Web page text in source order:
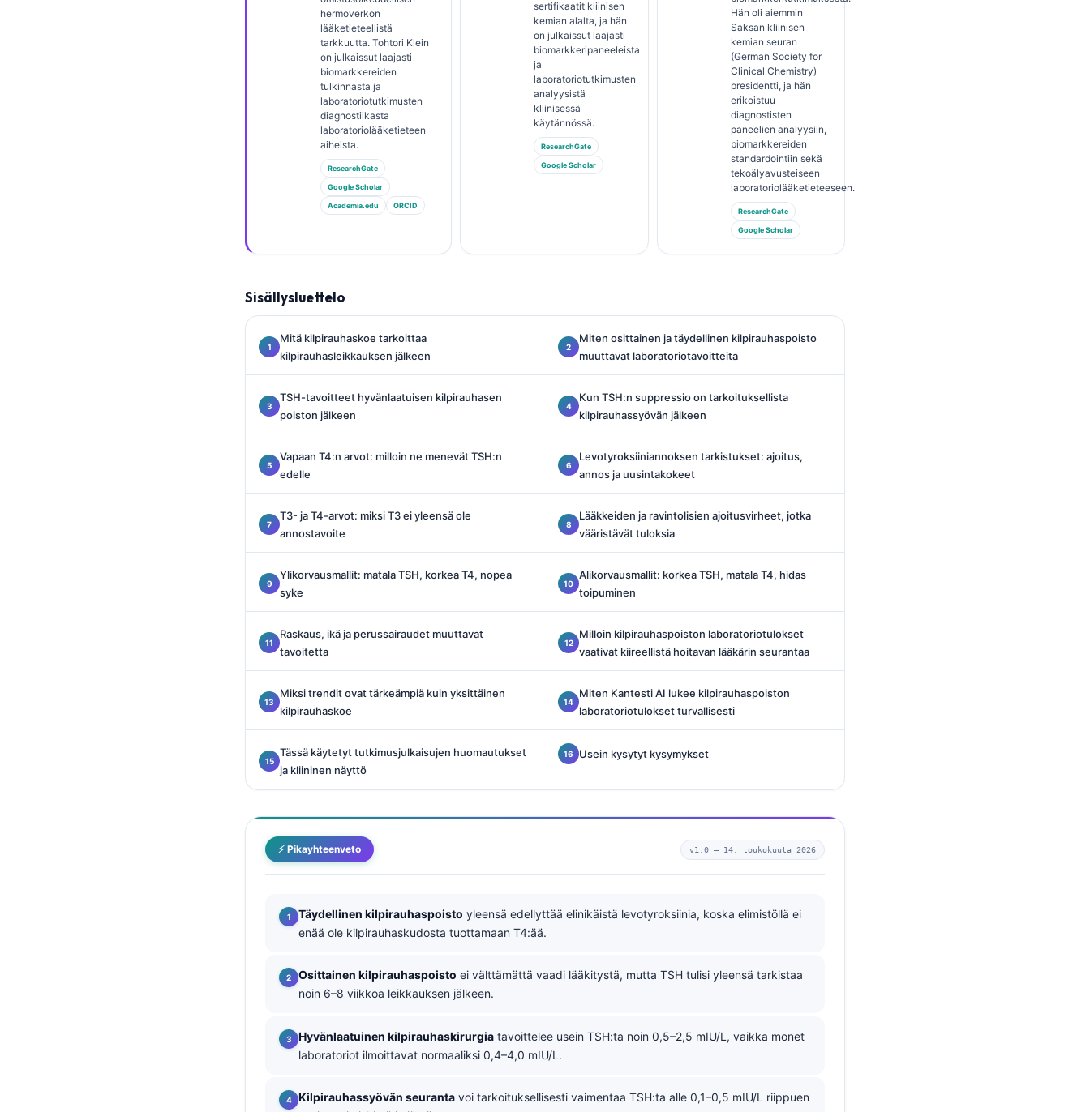
hermoverkon
lääketieteellistä
tarkkuutta. Tohtori Klein
on julkaissut laajasti
biomarkkereiden
tulkinnasta ja
laboratoriotutkimusten
diagnostiikasta
laboratoriolääketieteen
aiheista.
ResearchGate
Google Scholar
Academia.edu ORCID
sertifikaatit kliinisen
kemian alalta, ja hän
on julkaissut laajasti
biomarkkeripaneeleista
ja
laboratoriotutkimusten
analyysistä
kliinisessä
käytännössä.
ResearchGate
Google Scholar
Hän oli aiemmin
Saksan kliinisen
kemian seuran
(German Society for
Clinical Chemistry)
presidentti, ja hän
erikoistuu
diagnostisten
paneelien analyysiin,
biomarkkereiden
standardointiin sekä
tekoälyavusteiseen
laboratoriolääketieteeseen.
ResearchGate
Google Scholar
Sisällysluettelo
Mitä kilpirauhaskoe tarkoittaa
kilpirauhasleikkauksen jälkeen
Miten osittainen ja täydellinen kilpirauhaspoisto
muuttavat laboratoriotavoitteita
TSH-tavoitteet hyvänlaatuisen kilpirauhasen
poiston jälkeen
Kun TSH:n suppressio on tarkoituksellista
kilpirauhassyövän jälkeen
Vapaan T4:n arvot: milloin ne menevät TSH:n
edelle
Levotyroksiiniannoksen tarkistukset: ajoitus,
annos ja uusintakokeet
T3- ja T4-arvot: miksi T3 ei yleensä ole
annostavoite
Lääkkeiden ja ravintolisien ajoitusvirheet, jotka
vääristävät tuloksia
Ylikorvausmallit: matala TSH, korkea T4, nopea
syke
Alikorvausmallit: korkea TSH, matala T4, hidas
toipuminen
Raskaus, ikä ja perussairaudet muuttavat
tavoitetta
Milloin kilpirauhaspoiston laboratoriotulokset
vaativat kiireellistä hoitavan lääkärin seurantaa
Miksi trendit ovat tärkeämpiä kuin yksittäinen
kilpirauhaskoe
Miten Kantesti AI lukee kilpirauhaspoiston
laboratoriotulokset turvallisesti
Tässä käytetyt tutkimusjulkaisujen huomautukset
ja kliininen näyttö
Usein kysytyt kysymykset
⚡ Pikayhteenveto v1.0 — 14. toukokuuta 2026
Täydellinen kilpirauhaspoisto yleensä edellyttää elinikäistä levotyroksiinia, koska elimistöllä ei
enää ole kilpirauhaskudosta tuottamaan T4:ää.
Osittainen kilpirauhaspoisto ei välttämättä vaadi lääkitystä, mutta TSH tulisi yleensä tarkistaa
noin 6–8 viikkoa leikkauksen jälkeen.
Hyvänlaatuinen kilpirauhaskirurgia tavoittelee usein TSH:ta noin 0,5–2,5 mIU/L, vaikka monet
laboratoriot ilmoittavat normaaliksi 0,4–4,0 mIU/L.
Kilpirauhassyövän seuranta voi tarkoituksellisesti vaimentaa TSH:ta alle 0,1–0,5 mIU/L riippuen